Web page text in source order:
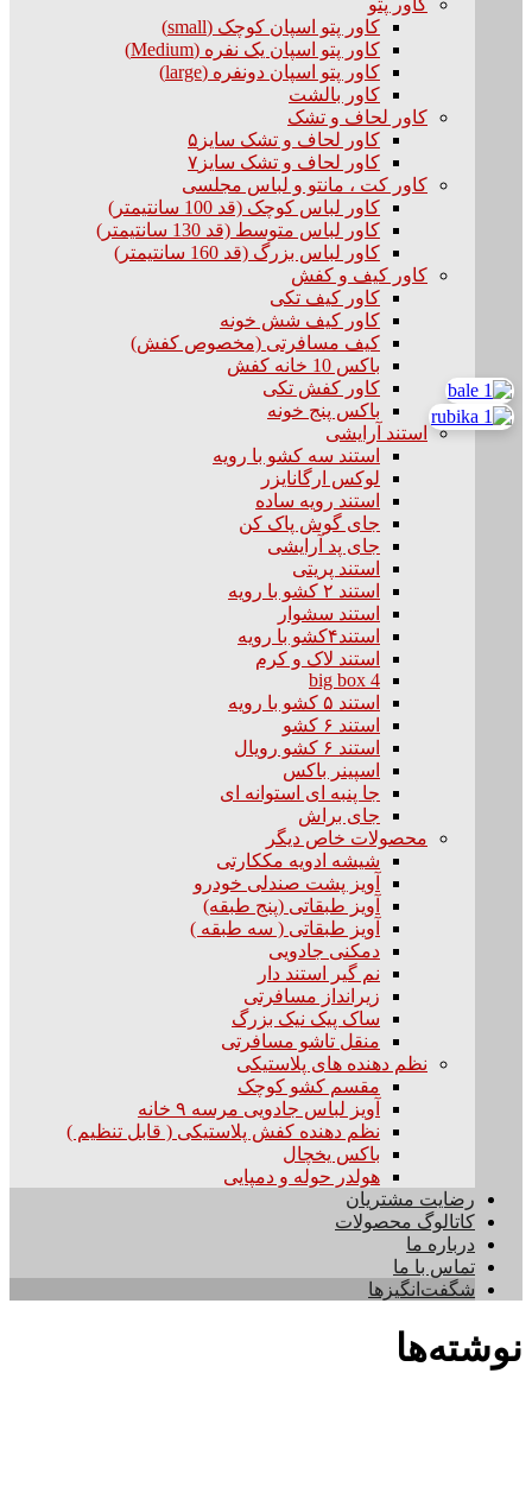
کاور پتو
کاور پتو اسپان کوچک (small)
کاور پتو اسپان یک نفره (Medium)
کاور پتو اسپان دونفره (large)
کاور بالشت
کاور لحاف و تشک
کاور لحاف و تشک سایز۵
کاور لحاف و تشک سایز۷
کاور کت ، مانتو و لباس مجلسی
کاور لباس کوچک (قد 100 سانتیمتر)
کاور لباس متوسط (قد 130 سانتیمتر)
کاور لباس بزرگ (قد 160 سانتیمتر)
کاور کیف و کفش
کاور کیف تکی
کاور کیف شش خونه
کیف مسافرتی (مخصوص کفش)
باکس 10 خانه کفش
کاور کفش تکی
باکس پنج خونه
استند آرایشی
استند سه کشو با رویه
لوکس ارگانایزر
استند رویه ساده
جای گوش پاک کن
جای پد آرایشی
استند پریتی
استند ۲ کشو با رویه
استند سشوار
استند۴کشو با رویه
استند لاک و کرم
big box 4
استند ۵ کشو با رویه
استند ۶ کشو
استند ۶ کشو رویال
اسپینر باکس
جا پنبه ای استوانه ای
جای براش
محصولات خاص دیگر
شیشه ادویه مککارتی
آویز پشت صندلی خودرو
آویز طبقاتی (پنج طبقه)
آویز طبقاتی ( سه طبقه )
دمکنی جادویی
نم گیر استند دار
زیرانداز مسافرتی
ساک پیک نیک بزرگ
منقل تاشو مسافرتی
نظم دهنده های پلاستیکی
مقسم کشو کوچک
آویز لباس جادویی مرسه ۹ خانه
نظم دهنده کفش پلاستیکی ( قابل تنظیم )
باکس یخچال
هولدر حوله و دمپایی
رضایت مشتریان
کاتالوگ محصولات
درباره ما
تماس با ما
شگفت‌انگیزها
نوشته‌ها